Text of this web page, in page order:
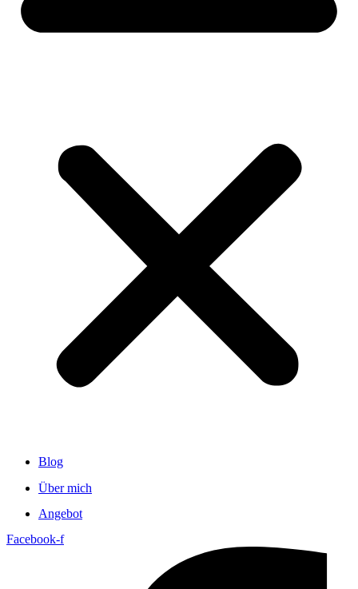
Blog
Über mich
Angebot
Facebook-f